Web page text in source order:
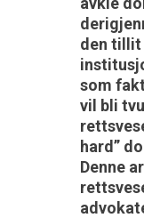
den tillit
som
vil bli
hard”
Denne